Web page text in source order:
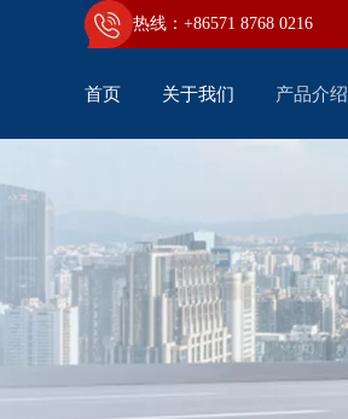
热线：+86571 8768 0216
首页 关于我们 产品介绍